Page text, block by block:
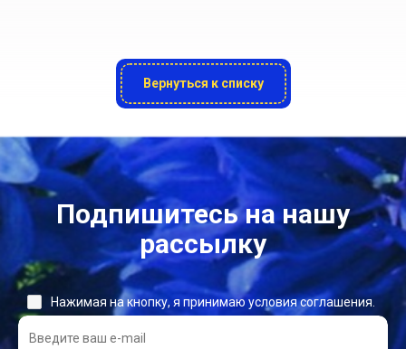
Вернуться к списку
Подпишитесь на нашу
рассылку
Нажимая на кнопку, я принимаю условия соглашения.